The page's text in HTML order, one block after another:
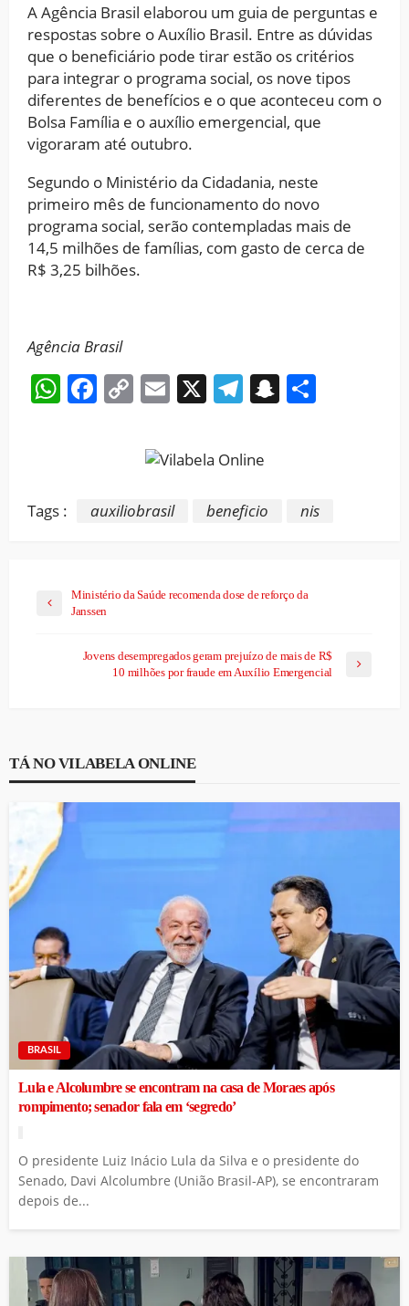
A Agência Brasil elaborou um guia de perguntas e
respostas sobre o Auxílio Brasil. Entre as dúvidas
que o beneficiário pode tirar estão os critérios
para integrar o programa social, os nove tipos
diferentes de benefícios e o que aconteceu com o
Bolsa Família e o auxílio emergencial, que
vigoraram até outubro.
Segundo o Ministério da Cidadania, neste
primeiro mês de funcionamento do novo
programa social, serão contempladas mais de
14,5 milhões de famílias, com gasto de cerca de
R$ 3,25 bilhões.
Agência Brasil
WhatsApp
Facebook
CopyEmail
X Telegram
Snapchat
Tags : auxiliobrasil beneficio nis
Ministério da Saúde recomenda dose de reforço da
Janssen
Jovens desempregados geram prejuízo de mais de R$
10 milhões por fraude em Auxílio Emergencial
TÁ NO VILABELA ONLINE
BRASIL
Lula e Alcolumbre se encontram na casa de Moraes após
rompimento; senador fala em ‘segredo’
O presidente Luiz Inácio Lula da Silva e o presidente do
Senado, Davi Alcolumbre (União Brasil-AP), se encontraram
depois de...